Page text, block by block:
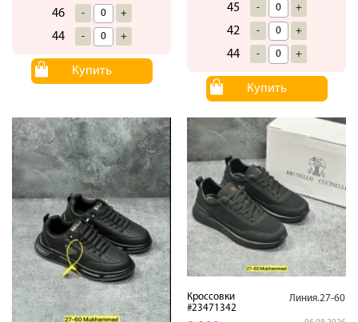
46 - +
44 - +
Купить
45 - +
42 - +
44 - +
Купить
Кроссовки
#23471342
Линия.27-60